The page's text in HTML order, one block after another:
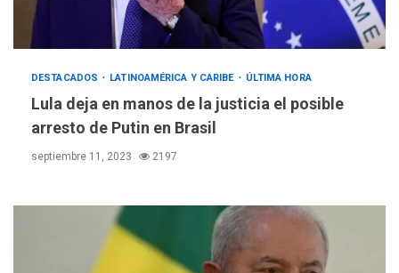
DESTACADOS LATINOAMÉRICA Y CARIBE ÚLTIMA HORA
Lula deja en manos de la justicia el posible
arresto de Putin en Brasil
septiembre 11, 2023 2197
ÚLTIMA HORA
Hutíes de Yemen dicen que
REGIONALES
Instituciones estadales se